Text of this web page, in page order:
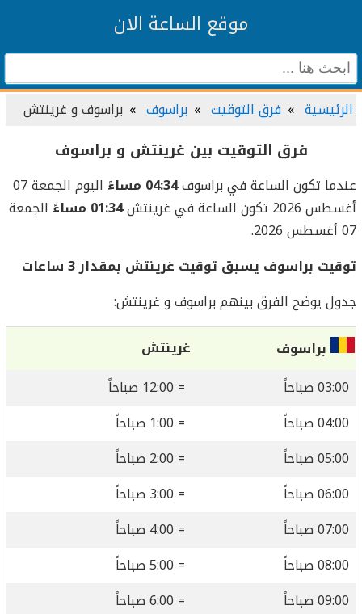
موقع الساعة الان
الرئيسية فرق التوقيت براسوف براسوف و غرينتش
فرق التوقيت بين غرينتش و براسوف
عندما تكون الساعة في براسوف04:34 مساءً
اليوم الجمعة 07
أغسطس 2026 تكون الساعة في غرينتش
01:34 مساءً
الجمعة
07 أغسطس 2026.
توقيت براسوف يسبق توقيت غرينتش بمقدار 3 ساعات
جدول يوضح الفرق بينهم براسوف و غرينتش:
براسوف
غرينتش
03:00 صباحاً
= 12:00 صباحاً
04:00 صباحاً
= 1:00 صباحاً
05:00 صباحاً
= 2:00 صباحاً
06:00 صباحاً
= 3:00 صباحاً
07:00 صباحاً
= 4:00 صباحاً
08:00 صباحاً
= 5:00 صباحاً
09:00 صباحاً
= 6:00 صباحاً